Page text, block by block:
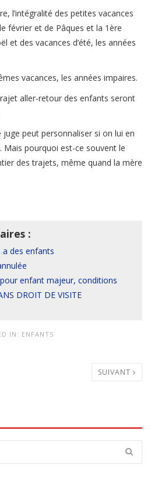
l’intégralité des petites vacances
février et de Pâques et la 1ère
et des vacances d’été, les années
vacances, les années impaires.
aller-retour des enfants seront
peut personnaliser si on lui en
Mais pourquoi est-ce souvent le
des trajets, même quand la mère
:
des enfants
enfant majeur, conditions
DROIT DE VISITE
IN: ENFANTS
SUIVANT